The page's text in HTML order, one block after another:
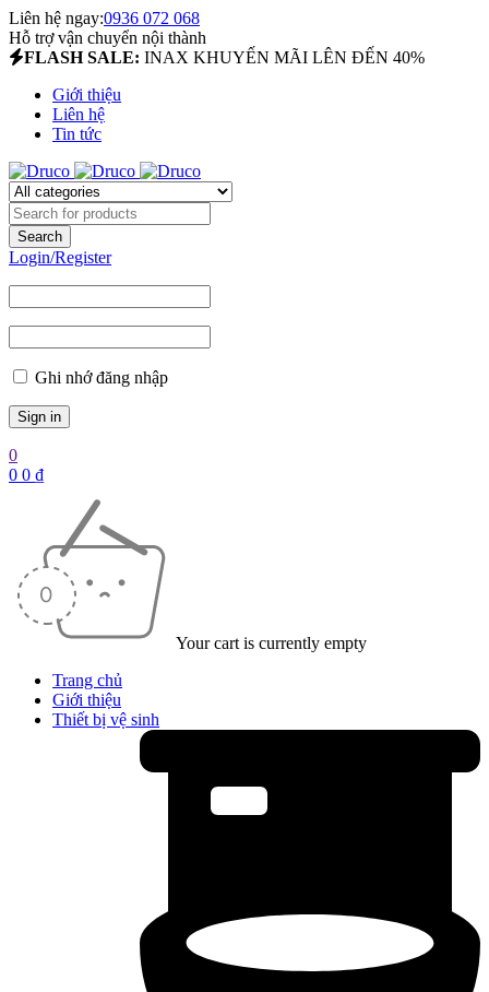
Liên hệ ngay:0936 072 068
Hỗ trợ vận chuyển nội thành
FLASH SALE: INAX KHUYẾN MÃI LÊN ĐẾN 40%
Giới thiệu
Liên hệ
Tin tức
Login/Register
Ghi nhớ đăng nhập
0
0 0 ₫
Your cart is currently empty
Trang chủ
Giới thiệu
Thiết bị vệ sinh